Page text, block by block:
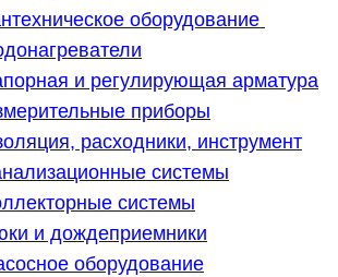
оборудование
и регулирующая арматура
приборы
расходники, инструмент
системы
системы
и дождеприемники
оборудование